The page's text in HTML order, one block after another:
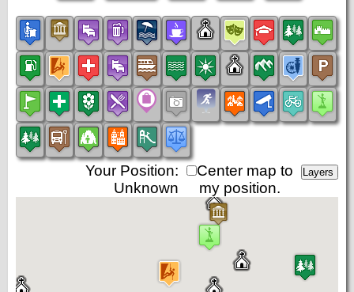
Center map to
my position.
Your Position:
Unknown